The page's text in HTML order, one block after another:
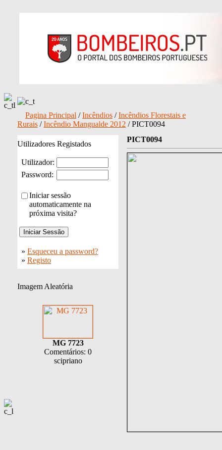
Pagina Principal /Incêndios /Incêndios Florestais e
Rurais /Incêndio Mangualde 2012 / PICT0094
Utilizadores Registados
Utilizador:
Password:
Iniciar sessão
automaticamente na
próxima visita?
» Esqueceu a password?
» Registo
Imagem Aleatória
MG 7723
Comentários: 0
scipriano
PICT0094